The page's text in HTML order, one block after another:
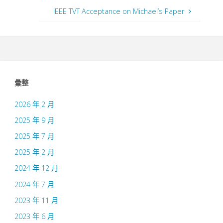
IEEE TVT Acceptance on Michael’s Paper
彙整
2026 年 2 月
2025 年 9 月
2025 年 7 月
2025 年 2 月
2024 年 12 月
2024 年 7 月
2023 年 11 月
2023 年 6 月